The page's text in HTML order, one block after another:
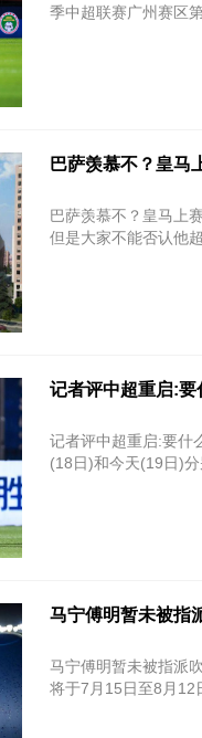
季中超联赛广州赛区
巴萨羡慕不？皇马
巴萨羡慕不？皇马上赛季实现盈利
但是大家不能否认他
记者评中超重启:
记者评中超重启:要什
(18日)和今天(19日)
马宁傅明暂未被指
马宁傅明暂未被指派
将于7月15日至8月12